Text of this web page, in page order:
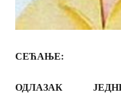
СЕЋАЊЕ:
ОДЛАЗАК